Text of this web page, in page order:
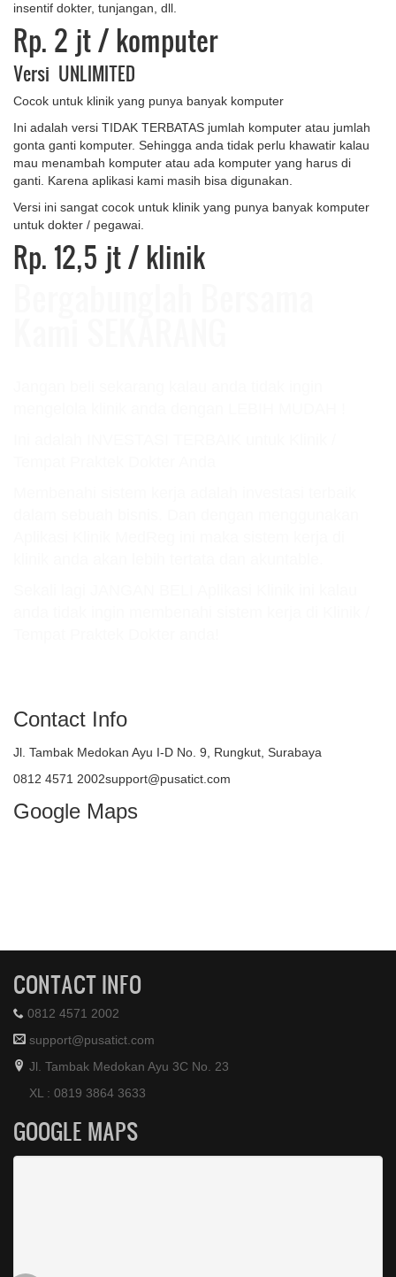
insentif dokter, tunjangan, dll.
Rp. 2 jt/ komputer
Versi UNLIMITED
Cocok untuk klinik yang punya banyak komputer
Ini adalah versi TIDAK TERBATAS jumlah komputer atau jumlah
gonta ganti komputer. Sehingga anda tidak perlu khawatir kalau
mau menambah komputer atau ada komputer yang harus di
ganti. Karena aplikasi kami masih bisa digunakan.
Versi ini sangat cocok untuk klinik yang punya banyak komputer
untuk dokter / pegawai.
Rp. 12,5 jt/ klinik
Contact Info
Jl. Tambak Medokan Ayu I-D No. 9, Rungkut, Surabaya
0812 4571 2002support@pusatict.com
Google Maps
CONTACT INFO
0812 4571 2002
support@pusatict.com
Jl. Tambak Medokan Ayu 3C No. 23
XL : 0819 3864 3633
GOOGLE MAPS